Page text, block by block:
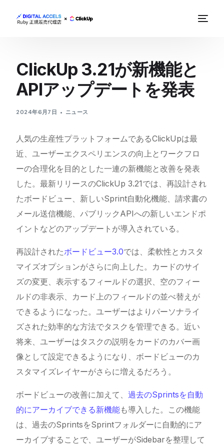
ClickUp 3.21が新機能と
APIアップデートを発表
2024年6月7日 ニュース
人気の生産性プラットフォームであるClickUpは最
近、ユーザーエクスペリエンスの向上とワークフロ
ーの合理化を目的とした一連の新機能と改善を発表
した。最新リリースのClickUp 3.21では、再設計され
たボードビュー、新しいSprint自動化機能、請求書の
メール送信機能、パブリックAPIへの新しいエンドポ
イントなどのアップデートが導入されている。
再設計されたボードビュー3.0では、柔軟性とカスタ
マイズオプションがさらに向上した。カードのサイ
ズの変更、表示するフィールドの選択、空のフィー
ルドの非表示、カード上のフィールドの並べ替えが
できるようになった。ユーザーはよりパーソナライ
ズされた効率的な方法でタスクを管理できる。近い
将来、ユーザーはタスクの説明をカードのカバー画
像として設定できるようになり、ボードビューのカ
スタマイズレイヤーがさらに増えるだろう。
ボードビューの改善に加えて、過去のSprintsを自動
的にアーカイブできる新機能も導入した。この機能
は、過去のSprintsをSprintフォルダーに自動的にア
ーカイブすることで、ユーザーがSidebarを整理して